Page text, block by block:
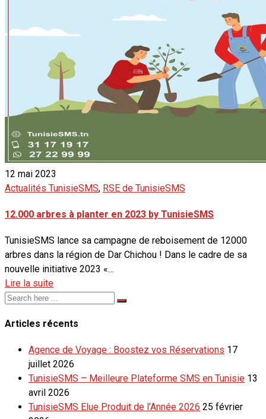
12 mai 2023
Actualités TunisieSMS, RSE de TunisieSMS
12.000 arbres à planter en 2023 by TunisieSMS
TunisieSMS lance sa campagne de reboisement de 12000
arbres dans la région de Dar Chichou ! Dans le cadre de sa
nouvelle initiative 2023 «…
Lire la suite
Articles récents
Agence de Voyage : Boostez vos Réservations 17
juillet 2026
TunisieSMS – Meilleure Plateforme SMS en Tunisie 13
avril 2026
TunisieSMS Elue Produit de l’Année 2026 25 février